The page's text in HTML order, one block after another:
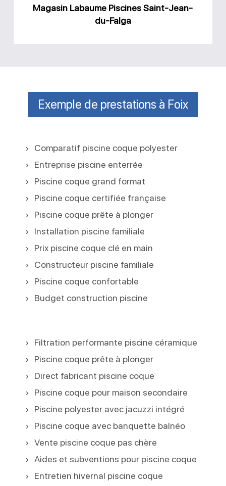
Magasin Labaume Piscines Saint-Jean-
du-Falga
Exemple de prestations à Foix
Comparatif piscine coque polyester
Entreprise piscine enterrée
Piscine coque grand format
Piscine coque certifiée française
Piscine coque prête à plonger
Installation piscine familiale
Prix piscine coque clé en main
Constructeur piscine familiale
Piscine coque confortable
Budget construction piscine
Filtration performante piscine céramique
Piscine coque prête à plonger
Direct fabricant piscine coque
Piscine coque pour maison secondaire
Piscine polyester avec jacuzzi intégré
Piscine coque avec banquette balnéo
Vente piscine coque pas chère
Aides et subventions pour piscine coque
Entretien hivernal piscine coque